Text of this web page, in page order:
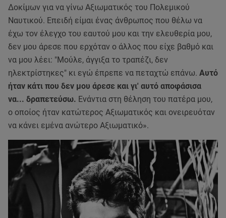
Δοκίμων για να γίνω Αξιωματικός του Πολεμικού
Ναυτικού. Επειδή είμαι ένας άνθρωπος που θέλω να
έχω τον έλεγχο του εαυτού μου και την ελευθερία μου,
δεν μου άρεσε που ερχόταν ο άλλος που είχε βαθμό και
να μου λέει: "Μούλε, άγγιξα το τραπέζι, δεν
ηλεκτρίστηκες" κι εγώ έπρεπε να πεταχτώ επάνω. Αυτό
ήταν κάτι που δεν μου άρεσε και γι' αυτό αποφάσισα
να... δραπετεύσω. Ενάντια στη θέληση του πατέρα μου,
ο οποίος ήταν κατώτερος Αξιωματικός και ονειρευόταν
να κάνει εμένα ανώτερο Αξιωματικό».